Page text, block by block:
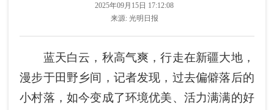
2025年09月15日 17:12:08
来源: 光明日报
蓝天白云，秋高气爽，行走在新疆大地，
漫步于田野乡间，记者发现，过去偏僻落后的
小村落，如今变成了环境优美、活力满满的好